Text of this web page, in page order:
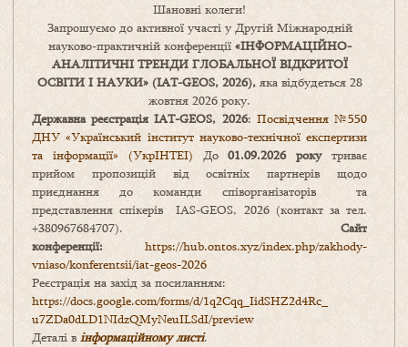
Шановні колеги!
Запрошуємо до активної участі у Другій Міжнародній
науково-практичній конференції «ІНФОРМАЦІЙНО-
АНАЛІТИЧНІ ТРЕНДИ ГЛОБАЛЬНОЇ ВІДКРИТОЇ
ОСВІТИ І НАУКИ» (IAT-GEOS, 2026),яка відбудеться 28
жовтня 2026 року.
Державна реєстрація IAT-GEOS, 2026: Посвідчення №550
ДНУ «Український інститут науково-технічної експертизи
та інформації» (УкрІНТЕІ) До01.09.2026 рокутриває
прийом пропозицій від освітніх партнерів щодо
приєднання до команди співорганізаторів та
представлення спікерів IAS-GEOS, 2026 (контакт за тел.
+380967684707). Сайт
конференції: https://hub.ontos.xyz/index.php/zakhody-
vniaso/konferentsii/iat-geos-2026
Реєстрація на захід за посиланням:
https://docs.google.com/forms/d/1q2Cqq_IidSHZ2d4Rc_
u7ZDa0dLD1NIdzQMyNeuILSdI/preview
Деталі в інформаційному листі.